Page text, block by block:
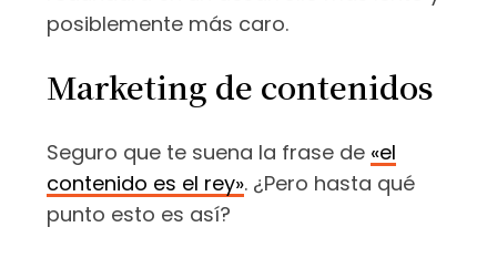
posiblemente más caro.
Marketing de contenidos
Seguro que te suena la frase de «el
contenido es el rey». ¿Pero hasta qué
punto esto es así?